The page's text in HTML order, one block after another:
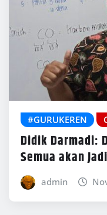
#GURUKEREN
Didik Darmadi:
Semua akan
admin